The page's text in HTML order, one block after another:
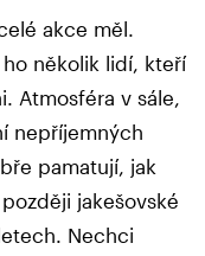
akce měl.
několik lidí, kteří
Atmosféra v sále,
nepříjemných
pamatují, jak
jakešovské
Nechci